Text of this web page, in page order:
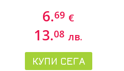
6.69 €
13.08 лв.
КУПИ СЕГА